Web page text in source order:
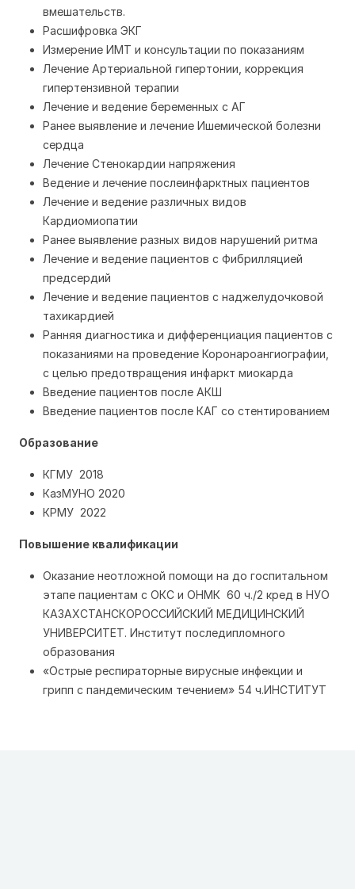
вмешательств.
Расшифровка ЭКГ
Измерение ИМТ и консультации по показаниям
Лечение Артериальной гипертонии, коррекция
гипертензивной терапии
Лечение и ведение беременных с АГ
Ранее выявление и лечение Ишемической болезни
сердца
Лечение Стенокардии напряжения
Ведение и лечение послеинфарктных пациентов
Лечение и ведение различных видов
Кардиомиопатии
Ранее выявление разных видов нарушений ритма
Лечение и ведение пациентов с Фибрилляцией
предсердий
Лечение и ведение пациентов с наджелудочковой
тахикардией
Ранняя диагностика и дифференциация пациентов с
показаниями на проведение Коронароангиографии,
с целью предотвращения инфаркт миокарда
Введение пациентов после АКШ
Введение пациентов после КАГ со стентированием
Образование
КГМУ 2018
КазМУНО 2020
КРМУ 2022
Повышение квалификации
Оказание неотложной помощи на до госпитальном
этапе пациентам с ОКС и ОНМК 60 ч./2 кред в НУО
КАЗАХСТАНСКОРОССИЙСКИЙ МЕДИЦИНСКИЙ
УНИВЕРСИТЕТ. Институт последипломного
образования
«Острые респираторные вирусные инфекции и
грипп с пандемическим течением» 54 ч.ИНСТИТУТ